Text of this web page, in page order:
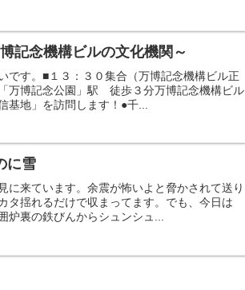
記念機構ビルの文化機関～
です。■１３：３０集合（万博記念機構ビル正
万博記念公園」駅 徒歩３分万博記念機構ビル
基地」を訪問します！●千...
に雪
に来ています。余震が怖いよと脅かされて送り
タ揺れるだけで収まってます。でも、今日は
炉裏の鉄びんからシュンシュ...